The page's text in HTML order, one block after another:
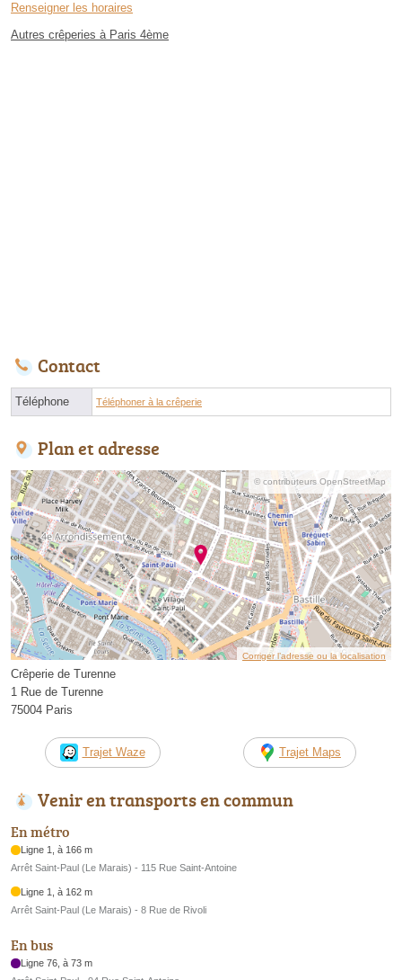
Renseigner les horaires
Autres crêperies à Paris 4ème
Contact
Téléphone Téléphoner à la crêperie
Plan et adresse
© contributeurs OpenStreetMap
Corriger l’adresse ou la localisation
Crêperie de Turenne
1 Rue de Turenne
75004 Paris
Trajet Waze Trajet Maps
Venir en transports en commun
En métro
Ligne 1, à 166 m
Arrêt Saint-Paul (Le Marais) - 115 Rue Saint-Antoine
Ligne 1, à 162 m
Arrêt Saint-Paul (Le Marais) - 8 Rue de Rivoli
En bus
Ligne 76, à 73 m